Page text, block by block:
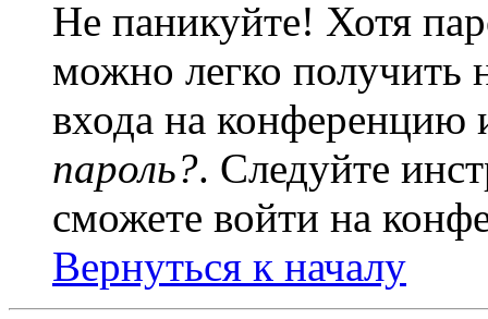
Не паникуйте! Хотя
можно легко получить
входа на
пароль?. Следуйте
сможете войти на
Вернуться к началу